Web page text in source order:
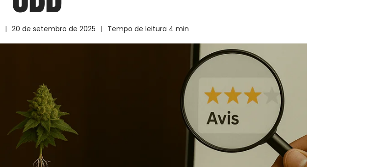
| 20 de setembro de 2025 | Tempo de leitura 4 min